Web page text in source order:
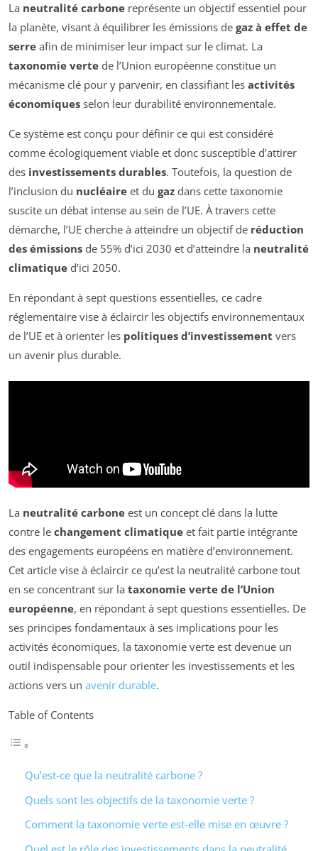
La neutralité carbone représente un objectif essentiel pour
la planète, visant à équilibrer les émissions de gaz à effet de
serre afin de minimiser leur impact sur le climat. La
taxonomie verte de l’Union européenne constitue un
mécanisme clé pour y parvenir, en classifiant les activités
économiques selon leur durabilité environnementale.
Ce système est conçu pour définir ce qui est considéré
comme écologiquement viable et donc susceptible d’attirer
des investissements durables. Toutefois, la question de
l’inclusion du nucléaire et du gaz dans cette taxonomie
suscite un débat intense au sein de l’UE. À travers cette
démarche, l’UE cherche à atteindre un objectif de réduction
des émissions de 55% d’ici 2030 et d’atteindre la neutralité
climatique d’ici 2050.
En répondant à sept questions essentielles, ce cadre
réglementaire vise à éclaircir les objectifs environnementaux
de l’UE et à orienter les politiques d’investissement vers
un avenir plus durable.
La neutralité carbone est un concept clé dans la lutte
contre le changement climatique et fait partie intégrante
des engagements européens en matière d’environnement.
Cet article vise à éclaircir ce qu’est la neutralité carbone tout
en se concentrant sur la taxonomie verte de l’Union
européenne, en répondant à sept questions essentielles. De
ses principes fondamentaux à ses implications pour les
activités économiques, la taxonomie verte est devenue un
outil indispensable pour orienter les investissements et les
actions vers un avenir durable.
Table of Contents
Qu’est-ce que la neutralité carbone ?
Quels sont les objectifs de la taxonomie verte ?
Comment la taxonomie verte est-elle mise en œuvre ?